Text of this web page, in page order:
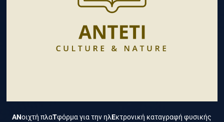
ΑΝοιχτή πλαΤφόρμα για την ηλΕκτρονική καταγραφή φυσικής